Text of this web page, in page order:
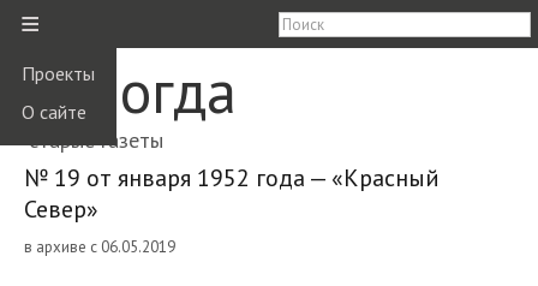
≡
Проекты
О сайте
Вологда
старые газеты
№ 19 от января 1952 года — «Красный
Север»
в архиве с 06.05.2019